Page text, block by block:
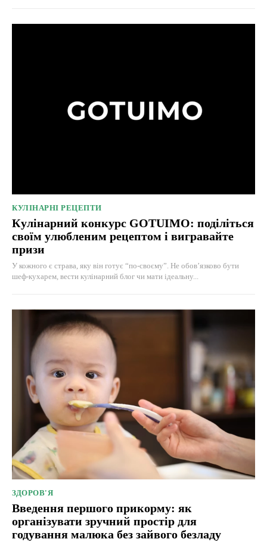
КУЛІНАРНІ РЕЦЕПТИ
Кулінарний конкурс GOTUIMO: поділіться
своїм улюбленим рецептом і вигравайте
призи
У кожного є страва, яку він готує “по-своєму”. Не обов’язково бути
шеф-кухарем, вести кулінарний блог чи мати ідеальну...
ЗДОРОВ'Я
Введення першого прикорму: як
організувати зручний простір для
годування малюка без зайвого безладу